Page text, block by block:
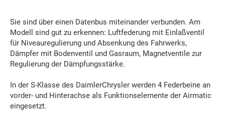
Sie sind über einen Datenbus miteinander verbunden. Am
Modell sind gut zu erkennen: Luftfederung mit Einlaßventil
für Niveauregulierung und Absenkung des Fahrwerks,
Dämpfer mit Bodenventil und Gasraum, Magnetventile zur
Regulierung der Dämpfungsstärke.
In der S-Klasse des DaimlerChrysler werden 4 Federbeine an
vorder- und Hinterachse als Funktionselemente der Airmatic
eingesetzt.